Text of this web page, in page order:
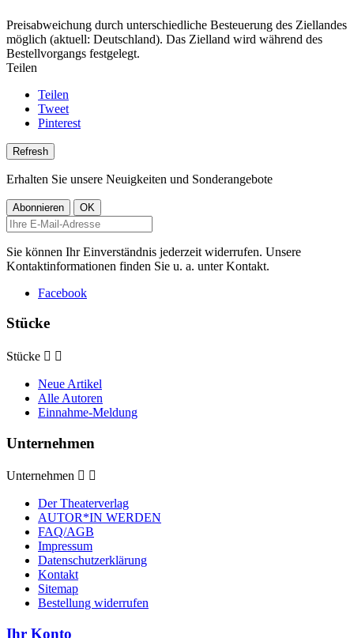
Preisabweichung durch unterschiedliche Besteuerung des Ziellandes
möglich (aktuell: Deutschland). Das Zielland wird während des
Bestellvorgangs festgelegt.
Teilen
Teilen
Tweet
Pinterest
Erhalten Sie unsere Neuigkeiten und Sonderangebote
Sie können Ihr Einverständnis jederzeit widerrufen. Unsere
Kontaktinformationen finden Sie u. a. unter Kontakt.
Facebook
Stücke
Stücke  
Neue Artikel
Alle Autoren
Einnahme-Meldung
Unternehmen
Unternehmen  
Der Theaterverlag
AUTOR*IN WERDEN
FAQ/AGB
Impressum
Datenschutzerklärung
Kontakt
Sitemap
Bestellung widerrufen
Ihr Konto